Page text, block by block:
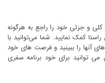
و جزئی خود را راجع به هرگونه
کمک نمایید. شما می‌توانید با
آنها را ببینید و فرصت های خود
توانید برای خود برنامه سفری